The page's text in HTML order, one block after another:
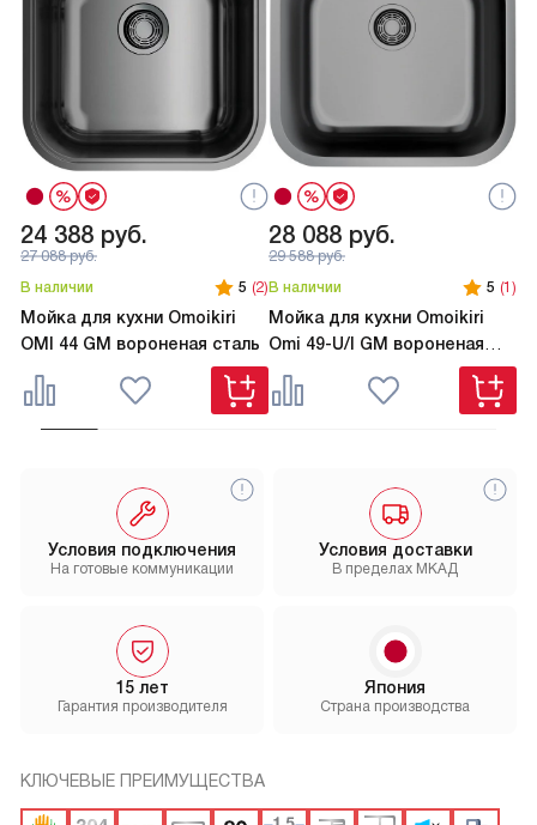
24 388 руб.
27 088руб.
В наличии
5 (2)
Мойка для кухни Omoikiri
OMI 44 GM вороненая сталь
28 088 руб.
29 588руб.
В наличии
5 (1)
Мойка для кухни Omoikiri
Omi 49-U/I GM вороненая
Условия доставки
В пределах МКАД
15 лет
Гарантия производителя
Условия подключения
На готовые коммуникации
Япония
Страна производства
КЛЮЧЕВЫЕ ПРЕИМУЩЕСТВА